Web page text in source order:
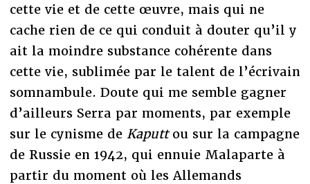
cette vie et de cette œuvre, mais qui ne
cache rien de ce qui conduit à douter qu’il y
ait la moindre substance cohérente dans
cette vie, sublimée par le talent de l’écrivain
somnambule. Doute qui me semble gagner
d’ailleurs Serra par moments, par exemple
sur le cynisme de Kaputtou sur la campagne
de Russie en 1942, qui ennuie Malaparte à
partir du moment où les Allemands